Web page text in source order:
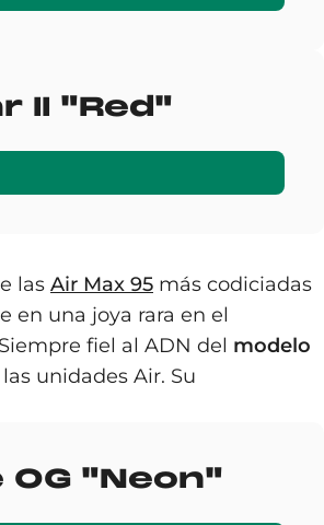
II "Red"
las Air Max 95 más codiciadas
en una joya rara en el
fiel al ADN del modelo
unidades Air. Su
OG "Neon"